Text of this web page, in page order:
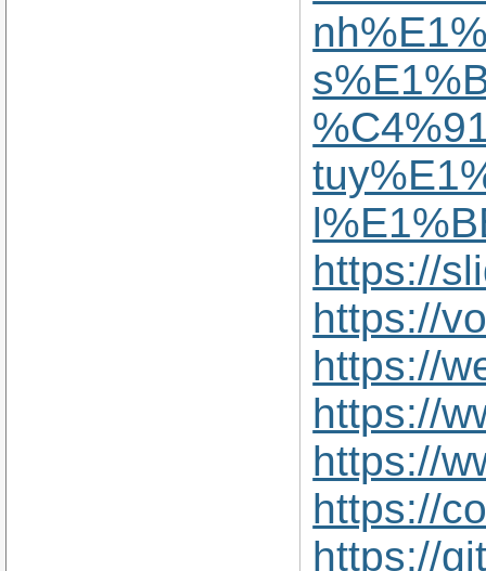
https://
https://
https://
https://
https://
https://
https://